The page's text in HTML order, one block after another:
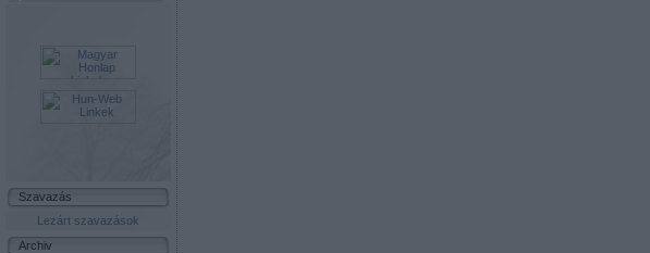
Szavazás
Lezárt szavazások
Archiv